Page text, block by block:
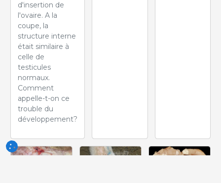
d'insertion de
l'ovaire. A la
coupe, la
structure interne
était similaire à
celle de
testicules
normaux.
Comment
appelle-t-on ce
trouble du
développement?